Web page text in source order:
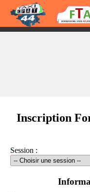
Inscription
Session :